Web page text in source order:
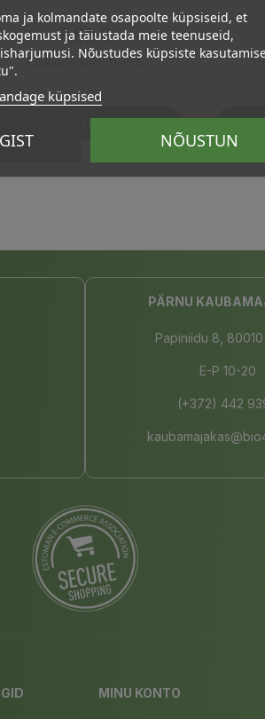
Hind
8,89 €
Püsikliendi hind :8.45 €
Lisa Ostukorvi
PÄRNU
Papiniidu 8, 80010
E-P 10-20
(+372) 442
MINU KONTO
ja kolmandate osapoolte küpsiseid, et
ja täiustada meie teenuseid,
Nõustudes küpsiste
küpsised
NÕUSTUN